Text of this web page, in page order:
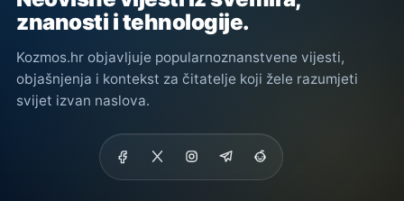
znanosti i tehnologije.
Kozmos.hr objavljuje popularnoznanstvene vijesti,
objašnjenja i kontekst za čitatelje koji žele razumjeti
svijet izvan naslova.